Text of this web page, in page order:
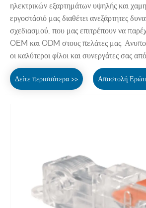
ηλεκτρικών εξαρτημάτων υψηλής και
εργοστάσιό μας διαθέτει ανεξάρτητες
σχεδιασμού, που μας επιτρέπουν να
OEM και ODM στους πελάτες μας.
οι καλύτεροι φίλοι και συνεργάτες σας
Δείτε περισσότερα >> Αποστολή